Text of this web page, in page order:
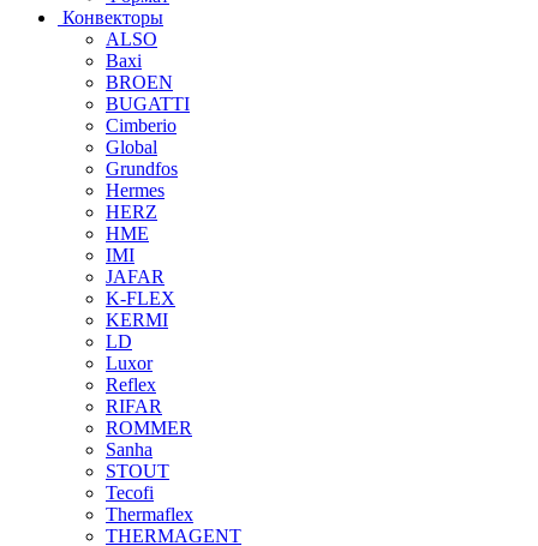
Конвекторы
ALSO
Baxi
BROEN
BUGATTI
Cimberio
Global
Grundfos
Hermes
HERZ
HME
IMI
JAFAR
K-FLEX
KERMI
LD
Luxor
Reflex
RIFAR
ROMMER
Sanha
STOUT
Tecofi
Thermaflex
THERMAGENT